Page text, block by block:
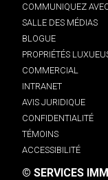
COMMUNIQUEZ
SALLE DES MÉDIAS
BLOGUE
PROPRIÉTÉS
COMMERCIAL
INTRANET
AVIS JURIDIQUE
CONFIDENTIALITÉ
TÉMOINS
ACCESSIBILITÉ
© SERVICES